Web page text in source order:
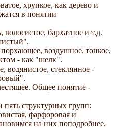
хрупкое, как дерево и
в понятии
бархатное и т.д.
воздушное, тонкое,
- как "шелк".
водянистое, стеклянное -
Общее понятие -
структурных групп:
фарфоровая и
на них поподробнее.